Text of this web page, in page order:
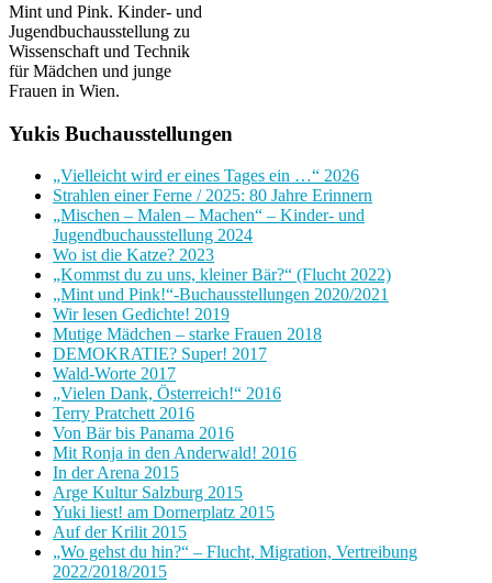
Mint und Pink. Kinder- und
Jugendbuchausstellung zu
Wissenschaft und Technik
für Mädchen und junge
Frauen in Wien.
Yukis Buchausstellungen
„Vielleicht wird er eines Tages ein …“ 2026
Strahlen einer Ferne / 2025: 80 Jahre Erinnern
„Mischen – Malen – Machen“ – Kinder- und
Jugendbuchausstellung 2024
Wo ist die Katze? 2023
„Kommst du zu uns, kleiner Bär?“ (Flucht 2022)
„Mint und Pink!“-Buchausstellungen 2020/2021
Wir lesen Gedichte! 2019
Mutige Mädchen – starke Frauen 2018
DEMOKRATIE? Super! 2017
Wald-Worte 2017
„Vielen Dank, Österreich!“ 2016
Terry Pratchett 2016
Von Bär bis Panama 2016
Mit Ronja in den Anderwald! 2016
In der Arena 2015
Arge Kultur Salzburg 2015
Yuki liest! am Dornerplatz 2015
Auf der Krilit 2015
„Wo gehst du hin?“ – Flucht, Migration, Vertreibung
2022/2018/2015